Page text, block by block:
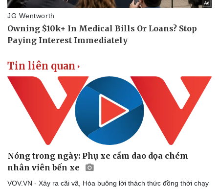
Tin liên quan
Nóng trong ngày: Phụ xe cầm dao dọa chém
nhân viên bến xe
VOV.VN - Xảy ra cãi vã, Hòa buông lời thách thức đồng thời chạy